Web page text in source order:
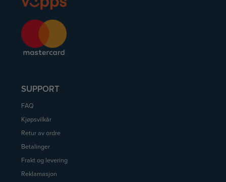
SUPPORT
FAQ
Kjøpsvilkår
Retur av ordre
Betalinger
Frakt og levering
Reklamasjon